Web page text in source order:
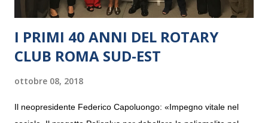
I PRIMI 40 ANNI DEL ROTARY
CLUB ROMA SUD-EST
ottobre 08, 2018
Il neopresidente Federico Capoluongo: «Impegno vitale nel